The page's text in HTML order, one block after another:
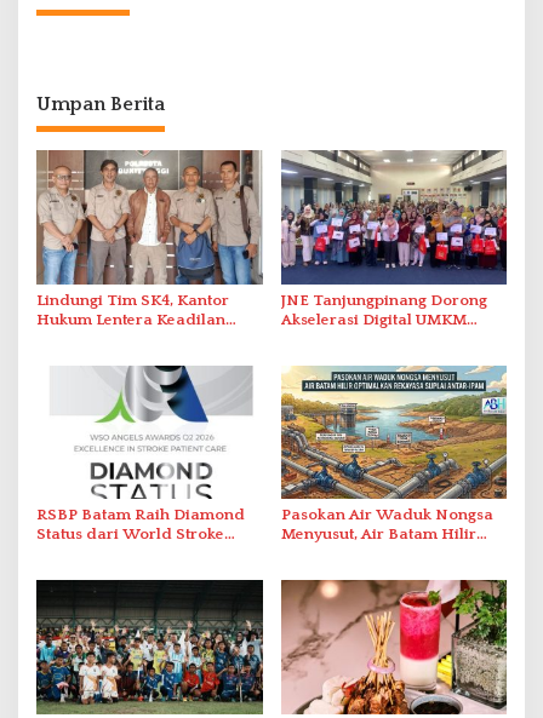
Umpan Berita
Lindungi Tim SK4, Kantor
Hukum Lentera Keadilan
Bukik Batarah
JNE Tanjungpinang Dorong
Akselerasi Digital UMKM
RSBP Batam Raih Diamond
Status dari World Stroke
Berstandar Internasional
Pasokan Air Waduk Nongsa
Menyusut, Air Batam Hilir